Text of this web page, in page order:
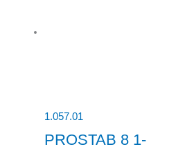
1.057.01
PROSTAB 8 1-